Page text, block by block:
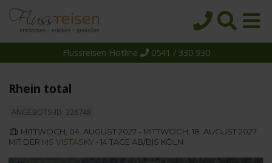
Reedereien
Flussreisen Hotline 0541 / 330 930
Rhein total
ANGEBOTS-ID: 226748
MITTWOCH, 04. AUGUST 2027 - MITTWOCH, 18. AUGUST 2027
MIT DER MS VISTASKY • 14 TAGE AB/BIS KÖLN